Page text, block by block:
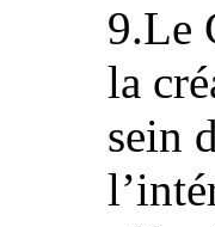
9.Le
la
sein